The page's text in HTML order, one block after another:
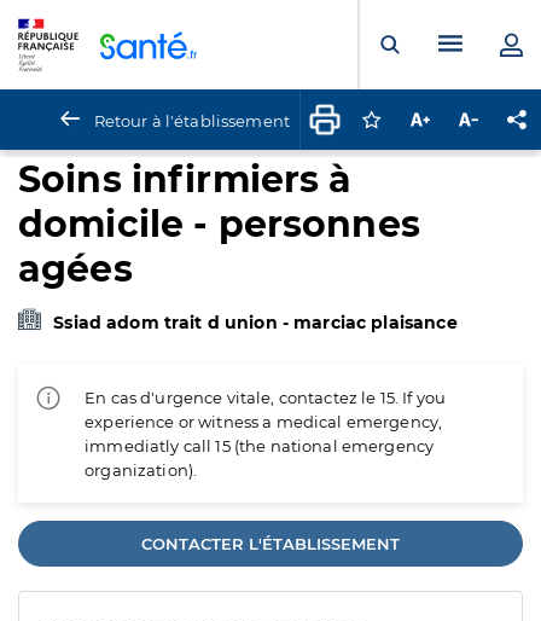
Ouvrir laMenu
Retour à l'établissement Connectez-vous
Augmenter la
Soins infirmiers à
domicile - personnes
agées
Ssiad adom trait d union - marciac plaisance
En cas d'urgence vitale, contactez le 15. If you
experience or witness a medical emergency,
immediatly call 15 (the national emergency
organization).
CONTACTER L'ÉTABLISSEMENT